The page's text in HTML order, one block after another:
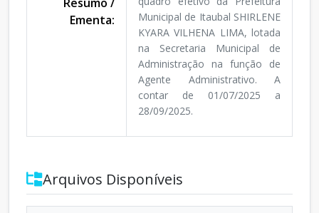
Ementa:
Municipal de Itaubal SHIRLENE
KYARA VILHENA LIMA, lotada
na Secretaria Municipal de
Administração na função de
Agente Administrativo. A
contar de 01/07/2025 a
28/09/2025.
Arquivos Disponíveis